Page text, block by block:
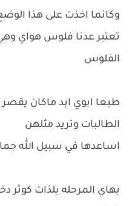
وكانما اخذت على هذا
تعتبر عدنا فلوس هواي
الفلوس
طبعا ابوي ابد ماكان
الطالبات وتريد مثلهن
اساعدها في سبيل الله
بهاي المرحله بلذات كوثر